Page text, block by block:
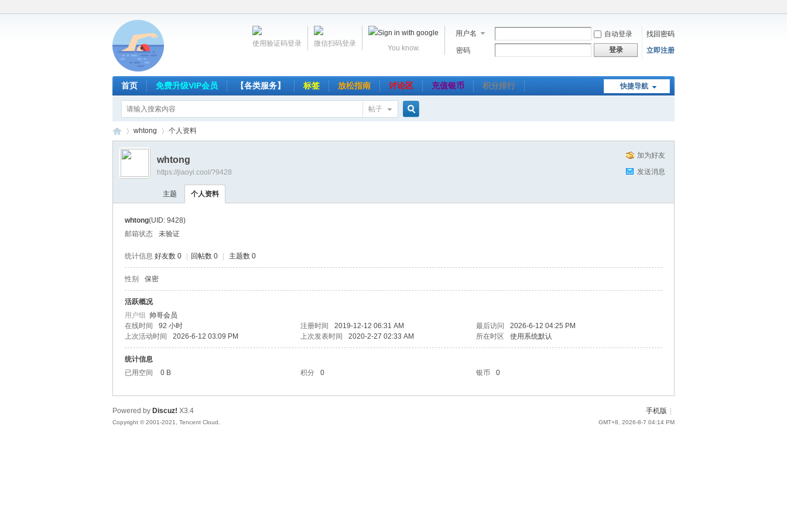
用户名 自动登录
找回密码
密码
登录 立即注册
You know.
微信扫码登录
使用验证码登录
快捷导航
首页 免费升级VIP会员 【各类服务】 标签 放松指南 讨论区 充值银币 积分排行
帖子
网
›
whtong 个人资料
加为好友
发送消息
whtong
https://jiaoyi.cool/?9428
主题 个人资料
whtong(UID: 9428)
邮箱状态
未验证
统计信息 好友数 0 回帖数 0 主题数 0
性别 保密
活跃概况
用户组 帅哥会员
在线时间
92 小时 注册时间 2019-12-12 06:31 AM 最后访问
2026-6-12 04:25 PM
上次活动时间
2026-6-12 03:09 PM 上次发表时间 2020-2-27 02:33 AM 所在时区 使用系统默认
统计信息
已用空间
0 B 积分 0 银币 0
手机版
GMT+8, 2026-8-7 04:14 PM
Powered by Discuz! X3.4
Copyright © 2001-2021, Tencent Cloud.